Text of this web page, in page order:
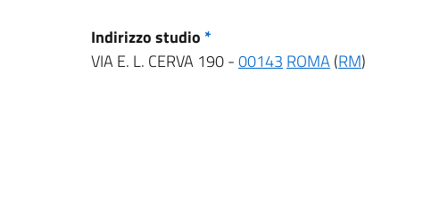
Indirizzo studio *
VIA E. L. CERVA 190 -00143 ROMA(RM)